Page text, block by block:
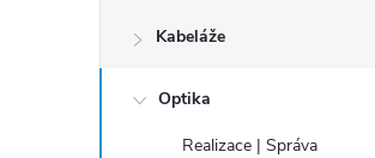
r
Kabeláže
Optika
Realizace | Správa